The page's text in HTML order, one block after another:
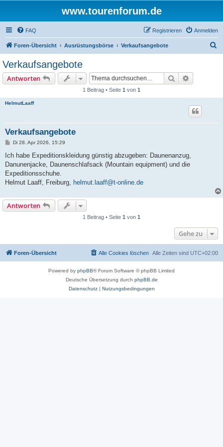
www.tourenforum.de
FAQ Anmelden
Registrieren
Foren-Übersicht Ausrüstungsbörse Verkaufsangebote
Verkaufsangebote
Antworten Suche
1 Beitrag • Seite 1 von 1
HelmutLaaff
Verkaufsangebote
B
i
r
a
g
Di 28. Apr 2026, 15:29
Ich habe Expeditionskleidung günstig abzugeben: Daunenanzug,
Danunenjacke, Daunenschlafsack (Mountain equipment) und die
Expeditionsschuhe.
Helmut Laaff, Freiburg, helmut.laaff@t-online.de
Antworten
1 Beitrag • Seite 1 von 1
Gehe zu
Foren-Übersicht Alle Zeiten sind UTC+02:00
Alle Cookies löschen
Powered by phpBB® Forum Software © phpBB Limited
Deutsche Übersetzung durch phpBB.de
Datenschutz| Nutzungsbedingungen